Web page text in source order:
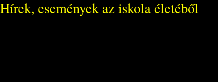
Hírek, események az iskola életéből